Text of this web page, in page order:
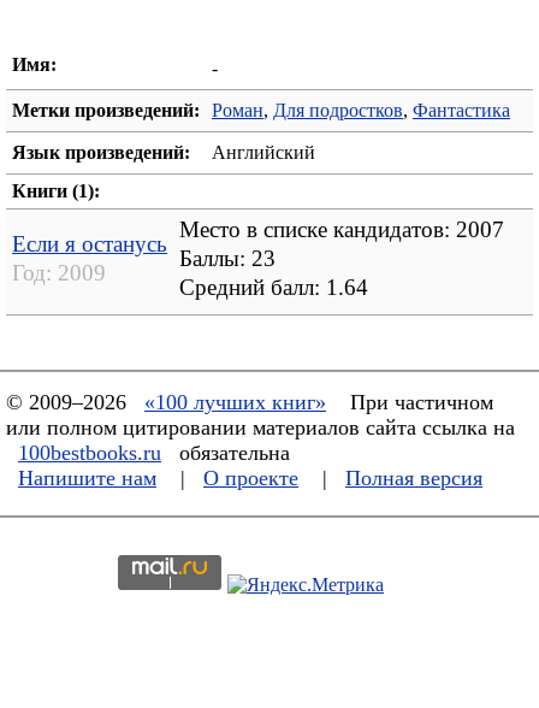
Имя: -
Метки произведений: Роман, Для подростков, Фантастика
Язык произведений:
Английский
Книги (1):
Если я останусь
Год: 2009
Место в списке кандидатов: 2007
Баллы: 23
Средний балл: 1.64
© 2009–2026 «100 лучших книг»
При частичном
или полном цитировании материалов сайта ссылка на
100bestbooks.ru
обязательна
Напишите нам
| О проекте | Полная версия